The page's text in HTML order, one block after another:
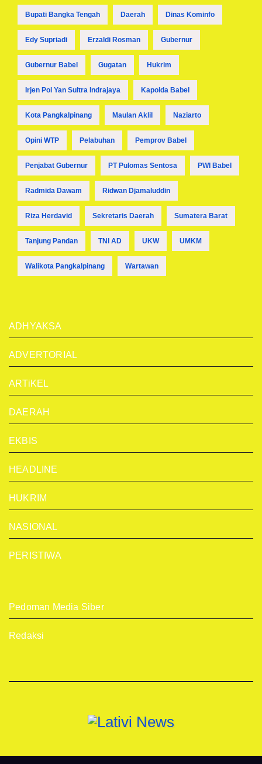
Bupati Bangka Tengah Daerah Dinas Kominfo
Edy Supriadi Erzaldi Rosman Gubernur
Gubernur Babel Gugatan Hukrim
Irjen Pol Yan Sultra Indrajaya Kapolda Babel
Kota Pangkalpinang Maulan Aklil Naziarto
Opini WTP Pelabuhan Pemprov Babel
Penjabat Gubernur PT Pulomas Sentosa PWI Babel
Radmida Dawam Ridwan Djamaluddin
Riza Herdavid Sekretaris Daerah Sumatera Barat
Tanjung Pandan TNI AD UKW UMKM
Walikota Pangkalpinang Wartawan
ADHYAKSA
ADVERTORIAL
ARTiKEL
DAERAH
EKBIS
HEADLINE
HUKRIM
NASIONAL
PERISTIWA
Pedoman Media Siber
Redaksi